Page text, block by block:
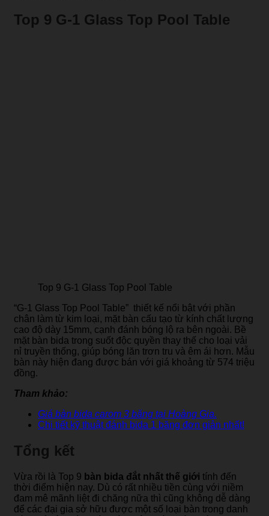
Top 9 G-1 Glass Top Pool Table
Top 9 G-1 Glass Top Pool Table
“G-1 Glass Top Pool Table” thiết kế nổi bật với phần
chân làm từ kim loại, mặt bàn cấu tạo từ kính chất lượng
cao độ dày 15mm, cạnh đánh bóng lộ ra bên ngoài. Bề
mặt bàn bida trong suốt độc quyền thay thế cho loại vải
nỉ truyền thống, giúp bóng lăn trơn tru và êm ái hơn. Mẫu
bàn này hiện đang được bán với giá khoảng từ 574 triệu
đồng.
Tham khảo:
Giá bàn bida carom 3 băng tại Hoàng Gia.
Chi tiết kỹ thuật đánh bida 1 băng đơn giản nhất!
Tổng kết
Vừa rồi là Top 9 bàn bida đắt nhất thế giới tính đến
thời điểm hiện nay. Dù có rất nhiều tiền cùng với niềm
đam mê mãnh liệt đi chăng nữa thì cũng không dễ dàng
để các đại gia sở hữu được một số loại bàn trong danh